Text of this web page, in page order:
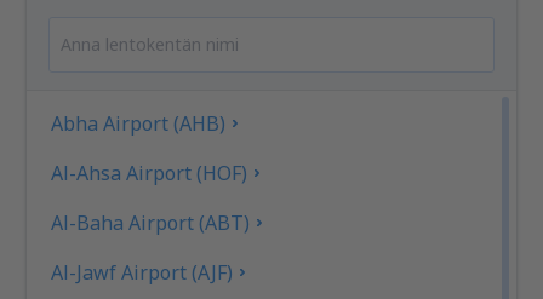
Abha Airport (AHB)
Al-Ahsa Airport (HOF)
Al-Baha Airport (ABT)
Al-Jawf Airport (AJF)